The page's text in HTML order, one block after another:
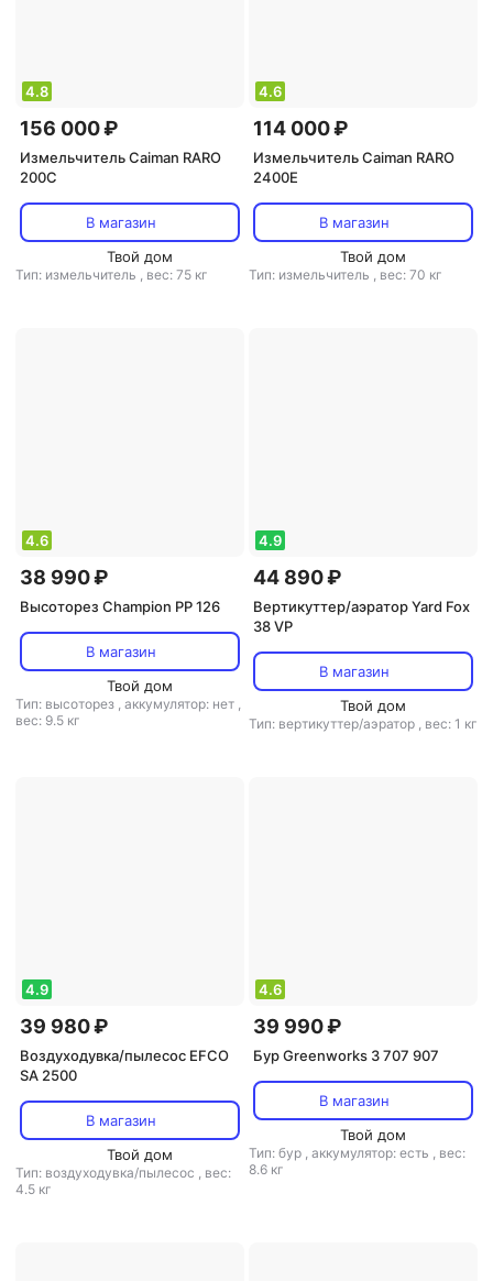
4.8
156 000 ₽
Измельчитель Caiman RARO
200C
В магазин
Твой дом
Тип: измельчитель , вес: 75 кг
4.6
114 000 ₽
Измельчитель Caiman RARO
2400E
В магазин
Твой дом
Тип: измельчитель , вес: 70 кг
4.6
38 990 ₽
Высоторез Champion PP 126
В магазин
Твой дом
Тип: высоторез , аккумулятор: нет ,
вес: 9.5 кг
4.9
44 890 ₽
Вертикуттер/аэратор Yard Fox
38 VP
В магазин
Твой дом
Тип: вертикуттер/аэратор , вес: 1 кг
4.9
39 980 ₽
Воздуходувка/пылесос EFCO
SA 2500
В магазин
Твой дом
Тип: воздуходувка/пылесос , вес:
4.5 кг
4.6
39 990 ₽
Бур Greenworks 3 707 907
В магазин
Твой дом
Тип: бур , аккумулятор: есть , вес:
8.6 кг